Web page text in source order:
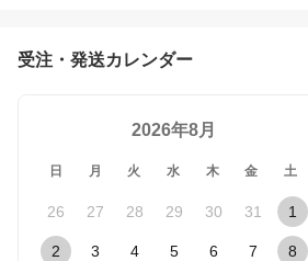
受注・発送カレンダー
2026年8月
日 月 火 水 木 金 土
26 27 28 29 30 31 1
2 3 4 5 6 7 8